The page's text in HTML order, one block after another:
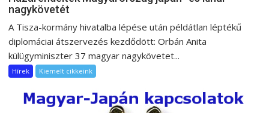
nagykövetét
A Tisza-kormány hivatalba lépése után példátlan léptékű
diplomáciai átszervezés kezdődött: Orbán Anita
külügyminiszter 37 magyar nagykövetet...
Hírek Kiemelt cikkeink